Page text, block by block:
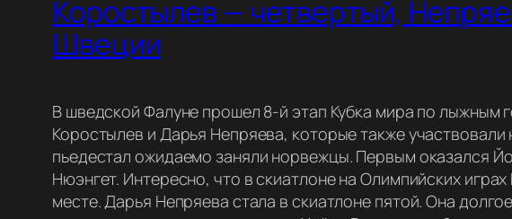
Коростылев — четвертый,
Швеции
В шведской Фалуне прошел 8-й этап Кубка мира по лыжным
Коростылев и Дарья Непряева, которые также
пьедестал ожидаемо заняли норвежцы. Первым оказался
Нюэнгет. Интересно, что в скиатлоне на Олимпийских
месте. Дарья Непряева стала в скиатлоне пятой. Она